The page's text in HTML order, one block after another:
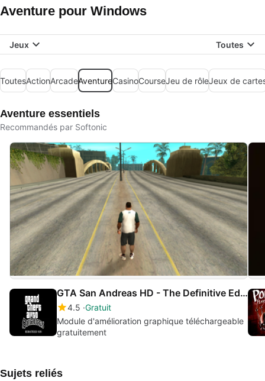
Aventure pour Windows
Jeux Toutes
ToutesActionArcadeAventureCasinoCourseJeu de rôleJeux de
Aventure essentiels
Recommandés par Softonic
GTA San Andreas HD - The Definitive Edition Classic Mod
4.5 Gratuit
Module d'amélioration graphique téléchargeable
gratuitement
Sujets reliés